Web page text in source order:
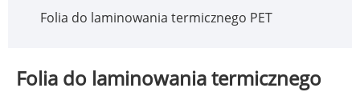
Folia do laminowania termicznego PET
Folia do laminowania termicznego